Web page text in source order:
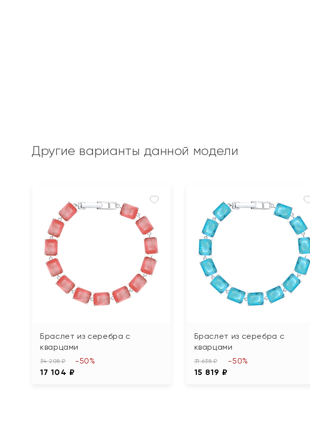
Другие варианты данной модели
Браслет из серебра с
кварцами
34 208 ₽
17 104 ₽
-50%
Браслет из серебра с
кварцами
31 638 ₽
15 819 ₽
-50%